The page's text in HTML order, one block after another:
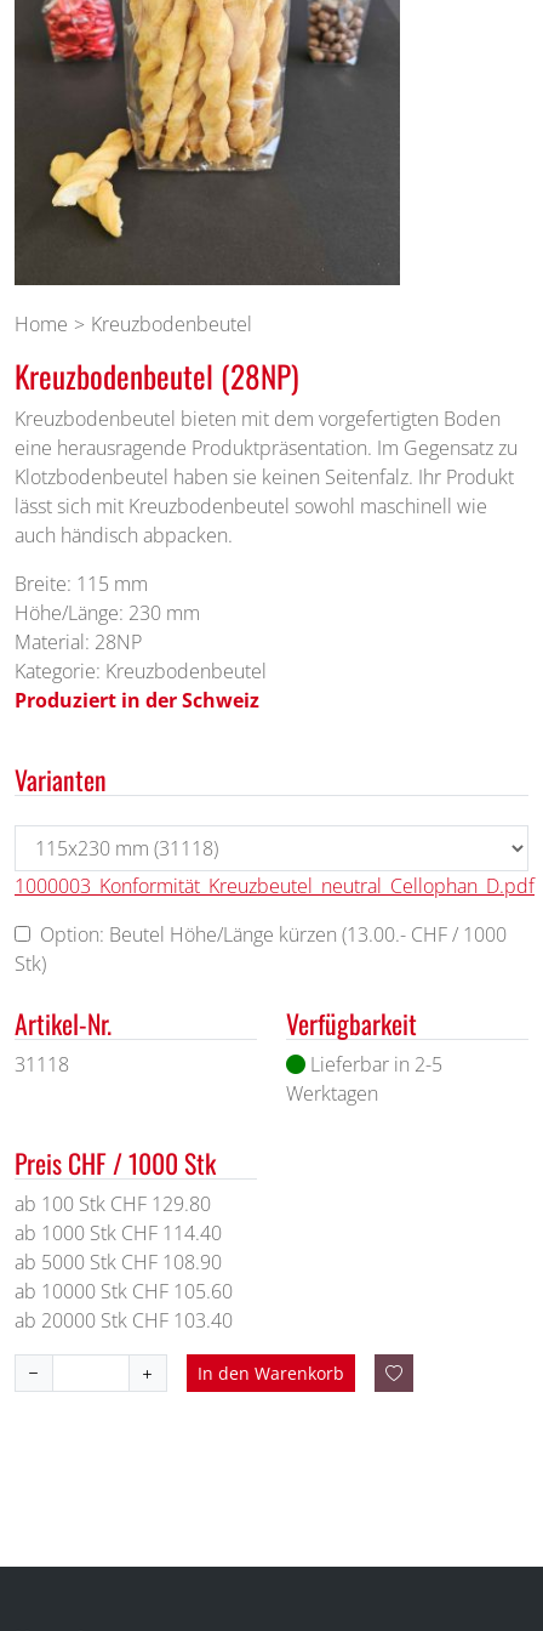
Home Kreuzbodenbeutel
Kreuzbodenbeutel (28NP)
Kreuzbodenbeutel bieten mit dem vorgefertigten Boden
eine herausragende Produktpräsentation. Im Gegensatz zu
Klotzbodenbeutel haben sie keinen Seitenfalz. Ihr Produkt
lässt sich mit Kreuzbodenbeutel sowohl maschinell wie
auch händisch abpacken.
Breite: 115 mm
Höhe/Länge: 230 mm
Material: 28NP
Kategorie: Kreuzbodenbeutel
Produziert in der Schweiz
Varianten
1000003_Konformität_Kreuzbeutel_neutral_Cellophan_D.pdf
Option: Beutel Höhe/Länge kürzen (13.00.- CHF / 1000
Stk)
Artikel-Nr.
31118
Verfügbarkeit
Lieferbar in 2-5
Werktagen
Preis CHF / 1000 Stk
ab 100 Stk CHF 129.80
ab 1000 Stk CHF 114.40
ab 5000 Stk CHF 108.90
ab 10000 Stk CHF 105.60
ab 20000 Stk CHF 103.40
In den Warenkorb